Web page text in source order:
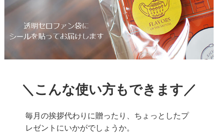
＼こんな使い方もできます／
毎月の挨拶代わりに贈ったり、ちょっとしたプ
レゼントにいかがでしょうか。